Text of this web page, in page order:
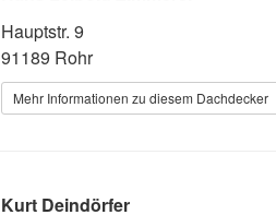
Hauptstr. 9
91189 Rohr
Mehr Informationen zu diesem Dachdecker
Kurt Deindörfer